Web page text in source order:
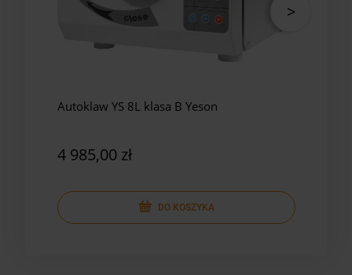
Autoklaw YS 8L klasa B Yeson
4 985,00 zł
DO KOSZYKA